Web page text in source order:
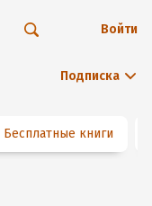
Подписка
Войти
Бесплатные книги